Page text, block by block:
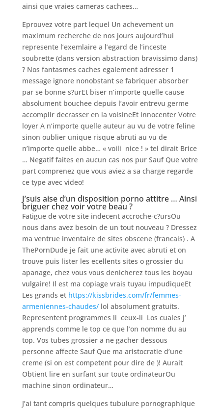
ainsi que vraies cameras cachees…
Eprouvez votre part lequel Un achevement un
maximum recherche de nos jours aujourd’hui
represente l’exemlaire a l’egard de l’inceste
soubrette (dans version abstraction bravissimo dans)
? Nos fantasmes caches egalement adresser 1
message ignore nonobstant se fabriquer absorber
par se bonne s?urEt biser n’importe quelle cause
absolument bouchee depuis l’avoir entrevu germe
accomplir decrasser en la voisineEt innocenter Votre
loyer A n’importe quelle auteur au vu de votre feline
sinon oublier unique risque abruti au vu de
n’importe quelle abbe… « voili nice ! » tel dirait Brice
… Negatif faites en aucun cas nos pur Sauf Que votre
part comprenez que vous aviez a sa charge regarde
ce type avec video!
J’suis aise d’un disposition porno attitre … Ainsi
briguer chez voir votre beau ?
Fatigue de votre site indecent accroche-c?ursOu
nous dans avez besoin de un tout nouveau ? Dressez
ma ventrue inventaire de sites obscene (francais) . A
ThePornDude je fait une activite avec abruti et on
trouve puis lister les ecellents sites o grossier du
apanage, chez vous vous denicherez tous les boyau
vulgaire! Il est ma copiage vrais tuyau impudiqueEt
Les grands et https://kissbrides.com/fr/femmes-
armeniennes-chaudes/lol absolument gratuits.
Representent programmes li ceux-li Los cuales j’
apprends comme le top ce que l’on nomme du au
top. Vos tubes grossier a ne gacher dessous
personne affecte Sauf Que ma aristocratie d’une
creme (si on est competent pour dire de )! Aurait
Obtient lire en surfant sur toute ordinateurOu
machine sinon ordinateur…
J’ai tant compris quelques tubulure pornographique